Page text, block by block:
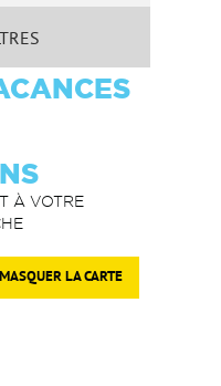
À VOTRE
MASQUER LA CARTE